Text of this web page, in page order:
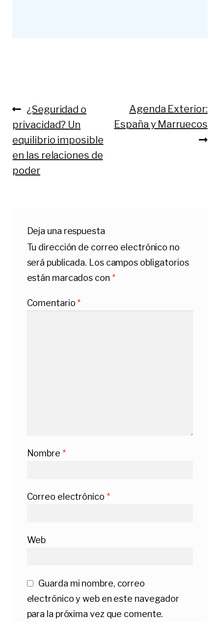
Navegación
de
entradas
Anterior:
¿Seguridad o
privacidad? Un
equilibrio imposible
en las relaciones de
poder
Siguiente:
Agenda Exterior:
España y Marruecos
Deja una respuesta
Tu dirección de correo electrónico no
será publicada. Los campos obligatorios
están marcados con *
Comentario*
Nombre *
Correo electrónico *
Web
Guarda mi nombre, correo
electrónico y web en este navegador
para la próxima vez que comente.